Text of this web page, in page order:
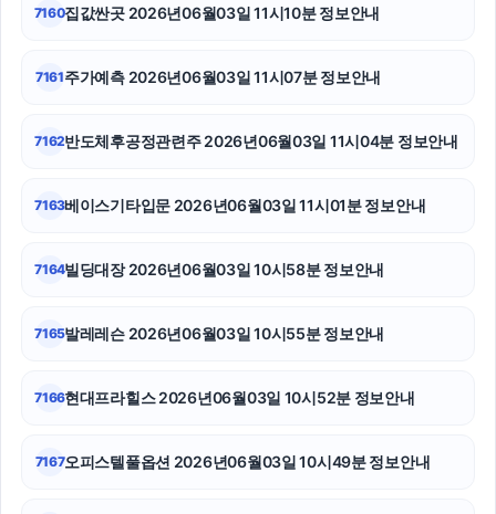
폰테크
마포구하수구막힘
7160집값싼곳 2026년06월03일 11시10분 정보안내
7161주가예측 2026년06월03일 11시07분 정보안내
7162반도체후공정관련주 2026년06월03일 11시04분 정보안내
7163베이스기타입문 2026년06월03일 11시01분 정보안내
7164빌딩대장 2026년06월03일 10시58분 정보안내
7165발레레슨 2026년06월03일 10시55분 정보안내
7166현대프라힐스 2026년06월03일 10시52분 정보안내
7167오피스텔풀옵션 2026년06월03일 10시49분 정보안내